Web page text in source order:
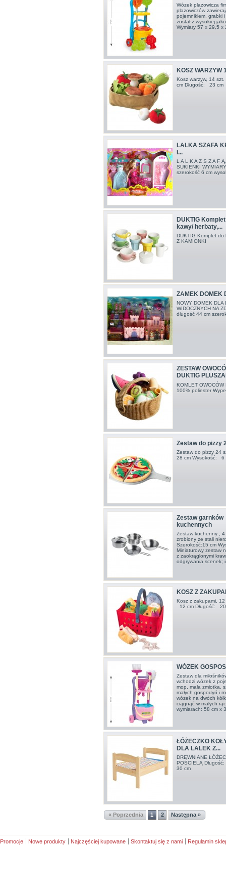
Wózek plażowicza
plażowiczów
pojemnikiem, grabki
został z wysokiej
Wymiary 57 x 29,5 x
KOSZ WARZYW
Kosz warzyw, 14
cm Długość: 23 cm
LALKA SZAFA
I...
L A L K A Z S Z A F
SUKIENKI
szerokość 6 cm
DUKTIG
kawy/ herbaty,...
DUKTIG Komplet do
Z KAMIONKI
ZAMEK DOMEK
NOWY DOMEK
WIDOCZNYCH NA
długość 44 cm
ZESTAW
DUKTIG
KOMLET
100% poliester
Zestaw do pizzy
Zestaw do pizzy 24
28 cm Wysokość: 6
Zestaw garnków
kuchennych
Zestaw kuchenny ,
zrobiony ze stali
Szerokość:15 cm
Miniaturowy zestaw
z zaokrąglonymi
odgrywania scenek;
KOSZ Z
Kosz z zakupami,
12 cm Długość:
WÓZEK
Zestaw dla
wchodzi wózek z
mop, mała zmiotka,
małych gospodyń i
wózek na dwóch
ciągnąć w małych
wymiarach: 58 cm x
ŁÓŻECZKO
DLA LALEK Z...
DREWNIANE
POŚCIELĄ
30 cm
« Poprzednia 1 2 Następna »
Promocje Nowe produkty Najczęściej kupowane Skontaktuj się z nami Regulamin